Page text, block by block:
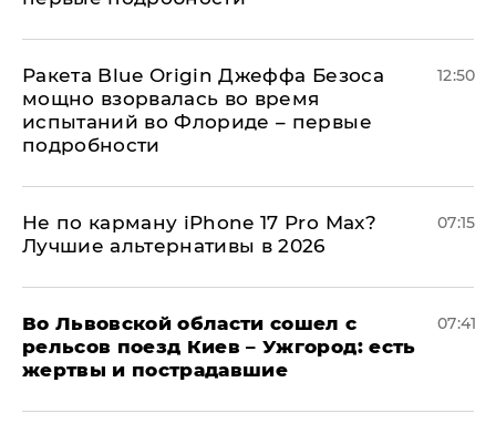
Ракета Blue Origin Джеффа Безоса
мощно взорвалась во время
испытаний во Флориде – первые
подробности
12:50
Не по карману iPhone 17 Pro Max?
Лучшие альтернативы в 2026
07:15
Во Львовской области сошел с
рельсов поезд Киев – Ужгород: есть
жертвы и пострадавшие
07:41